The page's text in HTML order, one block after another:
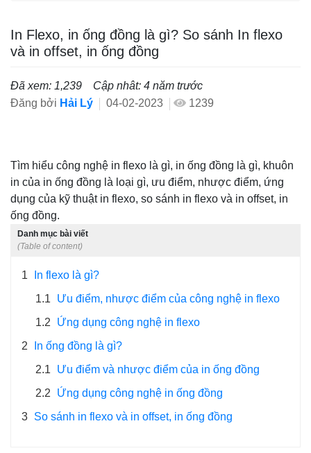
In Flexo, in ống đồng là gì? So sánh In flexo
và in offset, in ống đồng
Đã xem: 1,239
Cập nhât: 4 năm trước
Đăng bởi Hải Lý 04-02-2023 1239
Tìm hiểu công nghệ in flexo là gì, in ống đồng là gì, khuôn
in của in ống đồng là loại gì, ưu điểm, nhược điểm, ứng
dụng của kỹ thuật in flexo, so sánh in flexo và in offset, in
ống đồng.
Danh mục bài viết
(Table of content)
1
In flexo là gì?
1.1 Ưu điểm, nhược điểm của công nghệ in flexo
1.2
Ứng dụng công nghệ in flexo
2
In ống đồng là gì?
2.1 Ưu điểm và nhược điểm của in ống đồng
2.2
Ứng dụng công nghệ in ống đồng
3 So sánh in flexo và in offset, in ống đồng